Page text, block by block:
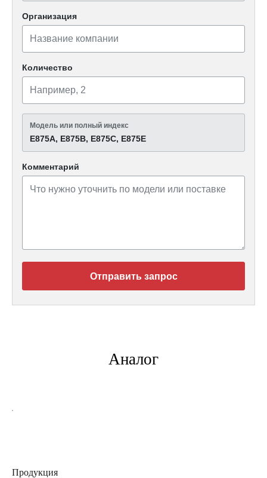
Организация
Количество
Модель или полный индекс
Е875А, Е875В, Е875С, Е875Е
Комментарий
Отправить запрос
Аналог
Продукция